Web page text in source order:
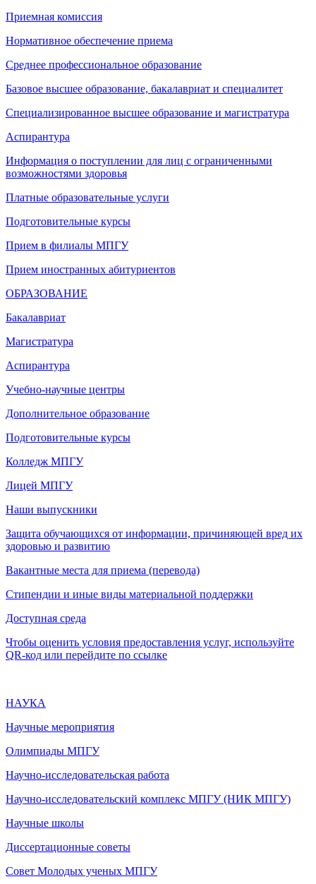
Приемная комиссия
Нормативное обеспечение приема
Среднее профессиональное образование
Базовое высшее образование, бакалавриат и специалитет
Специализированное высшее образование и магистратура
Аспирантура
Информация о поступлении для лиц с ограниченными
возможностями здоровья
Платные образовательные услуги
Подготовительные курсы
Прием в филиалы МПГУ
Прием иностранных абитуриентов
ОБРАЗОВАНИЕ
Бакалавриат
Магистратура
Аспирантура
Учебно-научные центры
Дополнительное образование
Подготовительные курсы
Колледж МПГУ
Лицей МПГУ
Наши выпускники
Защита обучающихся от информации, причиняющей вред их
здоровью и развитию
Вакантные места для приема (перевода)
Стипендии и иные виды материальной поддержки
Доступная среда
Чтобы оценить условия предоставления услуг, используйте
QR-код или перейдите по ссылке
НАУКА
Научные мероприятия
Олимпиады МПГУ
Научно-исследовательская работа
Научно-исследовательский комплекс МПГУ (НИК МПГУ)
Научные школы
Диссертационные советы
Совет Молодых ученых МПГУ